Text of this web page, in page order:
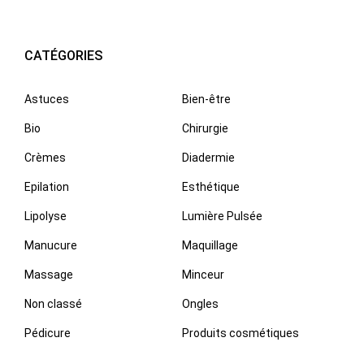
CATÉGORIES
Astuces Bien-être
Bio Chirurgie
Crèmes Diadermie
Epilation Esthétique
Lipolyse Lumière Pulsée
Manucure Maquillage
Massage Minceur
Non classé Ongles
Pédicure Produits cosmétiques